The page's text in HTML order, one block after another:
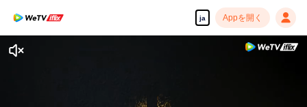
ja Appを開く